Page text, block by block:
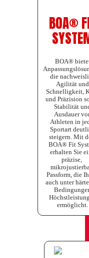
BOA®
BOA®
die
Agilität und
Schnelligkeit,
und Präzision
Stabilität
Ausdauer
Athleten in
Sportart
steigern. Mit
BOA® Fit
erhalten Sie
präzise, ​​
Passform, die
auch unter
ermöglicht.